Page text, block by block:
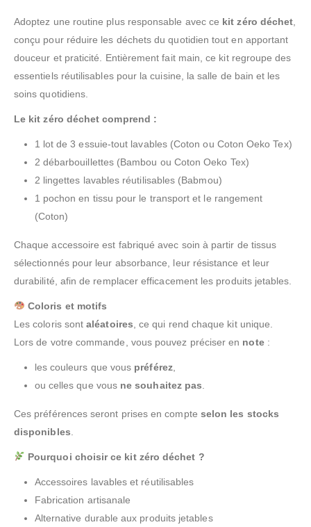
Adoptez une routine plus responsable avec ce kit zéro déchet
conçu pour réduire les déchets du quotidien tout en apportant
douceur et praticité. Entièrement fait main, ce kit regroupe des
essentiels réutilisables pour la cuisine, la salle de bain et les
soins quotidiens.
Le kit zéro déchet comprend :
1 lot de 3 essuie-tout lavables (Coton ou Coton Oeko Tex)
2 débarbouillettes (Bambou ou Coton Oeko Tex)
2 lingettes lavables réutilisables (Babmou)
1 pochon en tissu pour le transport et le rangement
(Coton)
Chaque accessoire est fabriqué avec soin à partir de tissus
sélectionnés pour leur absorbance, leur résistance et leur
durabilité, afin de remplacer efficacement les produits jetables.
Coloris et motifs
Les coloris sontaléatoires , ce qui rend chaque kit unique.
Lors de votre commande, vous pouvez préciser en note:
les couleurs que vous préférez,
ou celles que vous ne souhaitez pas
Ces préférences seront prises en compte selon les stocks
disponibles
Pourquoi choisir ce kit zéro déchet ?
Accessoires lavables et réutilisables
Fabrication artisanale
Alternative durable aux produits jetables